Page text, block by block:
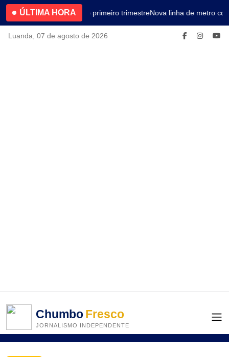
ÚLTIMA HORA4.2% no primeiro trimestreNova linha de metro
Luanda, 07 de agosto de 2026
ChumboFresco
JORNALISMO INDEPENDENTE